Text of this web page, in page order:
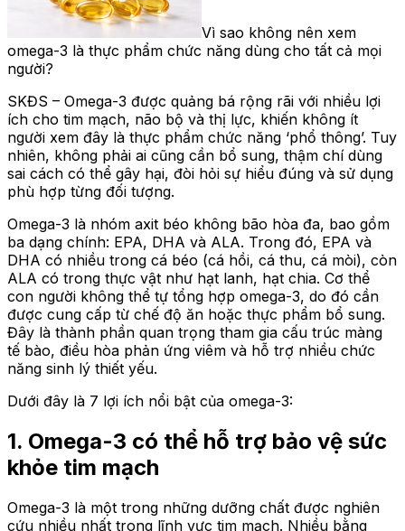
Vì sao không nên xem
omega-3 là thực phẩm chức năng dùng cho tất cả mọi
người?
SKĐS – Omega-3 được quảng bá rộng rãi với nhiều lợi
ích cho tim mạch, não bộ và thị lực, khiến không ít
người xem đây là thực phẩm chức năng ‘phổ thông’. Tuy
nhiên, không phải ai cũng cần bổ sung, thậm chí dùng
sai cách có thể gây hại, đòi hỏi sự hiểu đúng và sử dụng
phù hợp từng đối tượng.
Omega-3 là nhóm axit béo không bão hòa đa, bao gồm
ba dạng chính: EPA, DHA và ALA. Trong đó, EPA và
DHA có nhiều trong cá béo (cá hồi, cá thu, cá mòi), còn
ALA có trong thực vật như hạt lanh, hạt chia. Cơ thể
con người không thể tự tổng hợp omega-3, do đó cần
được cung cấp từ chế độ ăn hoặc thực phẩm bổ sung.
Đây là thành phần quan trọng tham gia cấu trúc màng
tế bào, điều hòa phản ứng viêm và hỗ trợ nhiều chức
năng sinh lý thiết yếu.
Dưới đây là 7 lợi ích nổi bật của omega-3:
1. Omega-3 có thể hỗ trợ bảo vệ sức
khỏe tim mạch
Omega-3 là một trong những dưỡng chất được nghiên
cứu nhiều nhất trong lĩnh vực tim mạch. Nhiều bằng